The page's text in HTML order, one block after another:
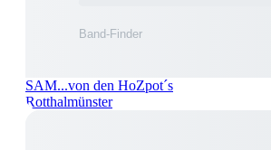
SAM...von den HoZpot´s
Rotthalmünster